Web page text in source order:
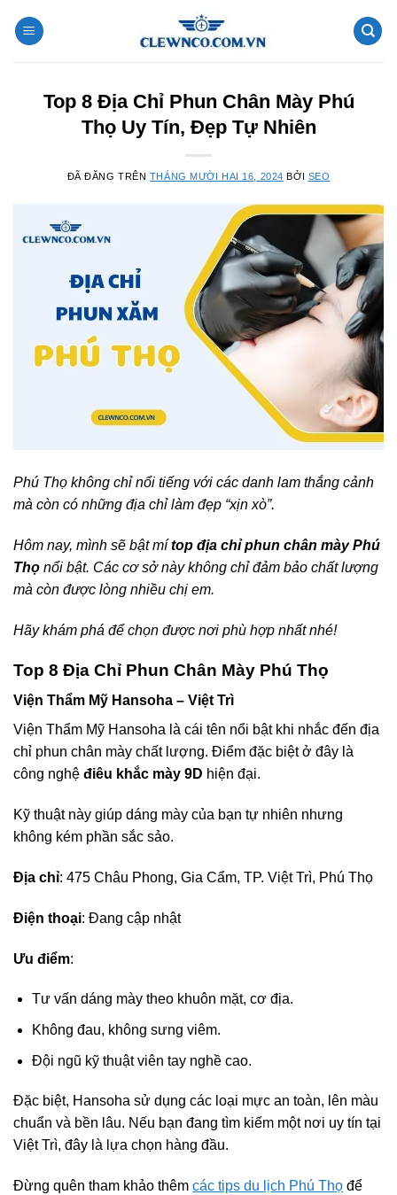
đến
Top 8 Địa Chỉ Phun Chân Mày Phú
Thọ Uy Tín, Đẹp Tự Nhiên
ĐÃ ĐĂNG TRÊN THÁNG MƯỜI HAI 16, 2024 BỞI SEO
Phú Thọ không chỉ nổi tiếng với các danh lam thắng cảnh
mà còn có những địa chỉ làm đẹp “xịn xò”.
Hôm nay, mình sẽ bật mítop địa chỉ phun chân mày Phú
Thọ nổi bật. Các cơ sở này không chỉ đảm bảo chất lượng
mà còn được lòng nhiều chị em.
Hãy khám phá để chọn được nơi phù hợp nhất nhé!
Top 8 Địa Chỉ Phun Chân Mày Phú Thọ
Viện Thẩm Mỹ Hansoha – Việt Trì
Viện Thẩm Mỹ Hansoha là cái tên nổi bật khi nhắc đến địa
chỉ phun chân mày chất lượng. Điểm đặc biệt ở đây là
công nghệ điêu khắc mày 9D hiện đại.
Kỹ thuật này giúp dáng mày của bạn tự nhiên nhưng
không kém phần sắc sảo.
Địa chỉ: 475 Châu Phong, Gia Cẩm, TP. Việt Trì, Phú Thọ
Điện thoại: Đang cập nhật
Ưu điểm:
Tư vấn dáng mày theo khuôn mặt, cơ địa.
Không đau, không sưng viêm.
Đội ngũ kỹ thuật viên tay nghề cao.
Đặc biệt, Hansoha sử dụng các loại mực an toàn, lên màu
chuẩn và bền lâu. Nếu bạn đang tìm kiếm một nơi uy tín tại
Việt Trì, đây là lựa chọn hàng đầu.
Đừng quên tham khảo thêm các tips du lịch Phú Thọ để